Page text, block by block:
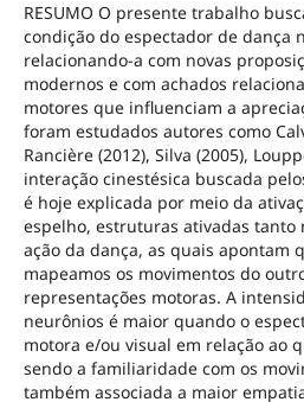
RESUMO O presente trabalho
condição do espectador de dança
relacionando-a com novas
modernos e com achados
motores que influenciam a
foram estudados autores como
Rancière (2012), Silva (2005),
interação cinestésica buscada
é hoje explicada por meio da
espelho, estruturas ativadas tanto
ação da dança, as quais apontam
mapeamos os movimentos do
representações motoras. A
neurônios é maior quando o
motora e/ou visual em relação ao
sendo a familiaridade com os
também associada a maior